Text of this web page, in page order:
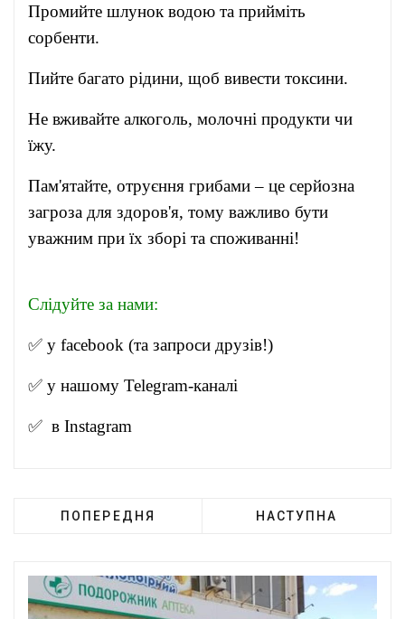
Промийте шлунок водою та прийміть
сорбенти.
Пийте багато рідини, щоб вивести токсини.
Не вживайте алкоголь, молочні продукти чи
їжу.
Пам'ятайте, отруєння грибами – це серйозна
загроза для здоров'я, тому важливо бути
уважним при їх зборі та споживанні!
Слідуйте за нами:
✅ у facebook (та запроси друзів!)
✅ у нашому Telegram-каналі
✅ в Instagram
ПОПЕРЕДНЯ НАСТУПНА